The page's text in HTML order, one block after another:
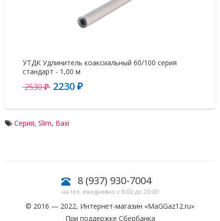
УТДК Удлинитель коаксиальный 60/100 серия
стандарт - 1,00 м
2530 ₽ 2230 ₽
Серия, Slim, Baxi
8 (937) 930-7004
на тел. ежедневно с 8:00 до 20:00
© 2016 — 2022, Интернет-магазин «MaGGaz12.ru»
При поддержке Сбербанка